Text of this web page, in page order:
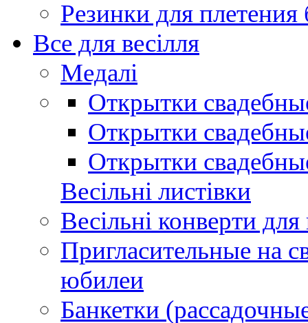
Резинки для плетения
Все для весілля
Медалі
Открытки
Открытки
Открытки
Весільні листівки
Весільні конверти
Пригласительные на
юбилеи
Банкетки